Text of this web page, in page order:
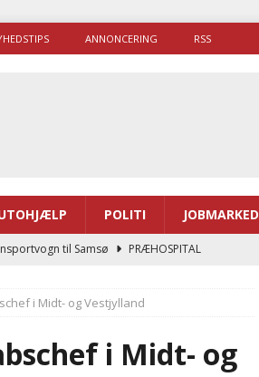
ANNONCERING RSS
POLITI JOBMARKED
til Samsø
PRÆHOSPITAL
ruste betjentene til mere kompleks
i Midt- og Vestjylland
i Midt- og